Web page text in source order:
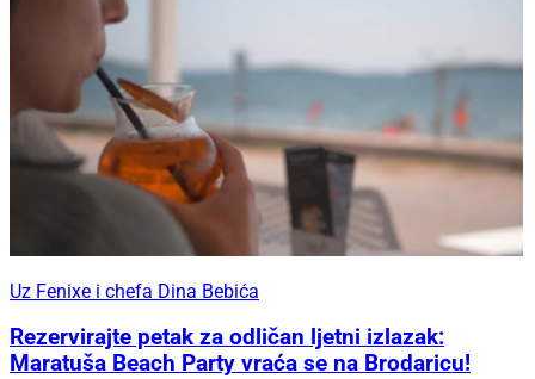
Uz Fenixe i chefa Dina Bebića
Rezervirajte petak za odličan ljetni izlazak:
Maratuša Beach Party vraća se na Brodaricu!